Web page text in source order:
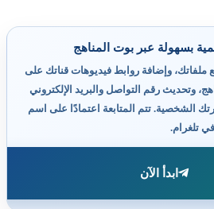
بسهولة عبر بوت المناهج
وإضافة روابط فيديوهات قناتك على
وتحديث رقم التواصل والبريد الإلكتروني
الشخصية. تتم المتابعة اعتمادًا على اسم
تلغرام.
ابدأ الآن